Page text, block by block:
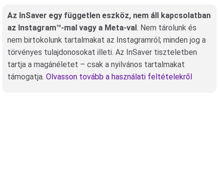
Az InSaver egy független eszköz, nem áll kapcsolatban
az Instagram™-mal vagy a Meta-val. Nem tárolunk és
nem birtokolunk tartalmakat az Instagramról; minden jog a
törvényes tulajdonosokat illeti. Az InSaver tiszteletben
tartja a magánéletet – csak a nyilvános tartalmakat
támogatja. Olvasson tovább a használati feltételekről